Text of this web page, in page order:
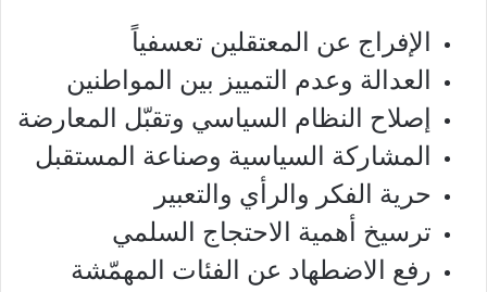
الإفراج عن المعتقلين تعسفياً
العدالة وعدم التمييز بين المواطنين
إصلاح النظام السياسي وتقبّل المعارضة
المشاركة السياسية وصناعة المستقبل
حرية الفكر والرأي والتعبير
ترسيخ أهمية الاحتجاج السلمي
رفع الاضطهاد عن الفئات المهمّشة